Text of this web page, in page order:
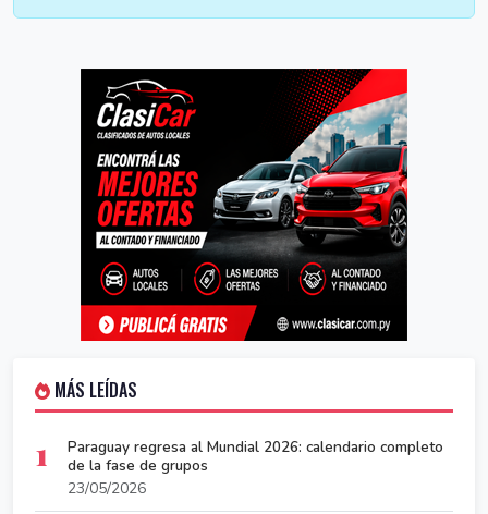
MÁS LEÍDAS
1
Paraguay regresa al Mundial 2026: calendario completo
de la fase de grupos
23/05/2026